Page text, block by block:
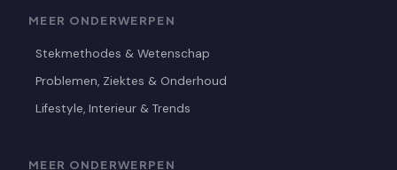
MEER ONDERWERPEN
Stekmethodes & Wetenschap
Problemen, Ziektes & Onderhoud
Lifestyle, Interieur & Trends
MEER ONDERWERPEN